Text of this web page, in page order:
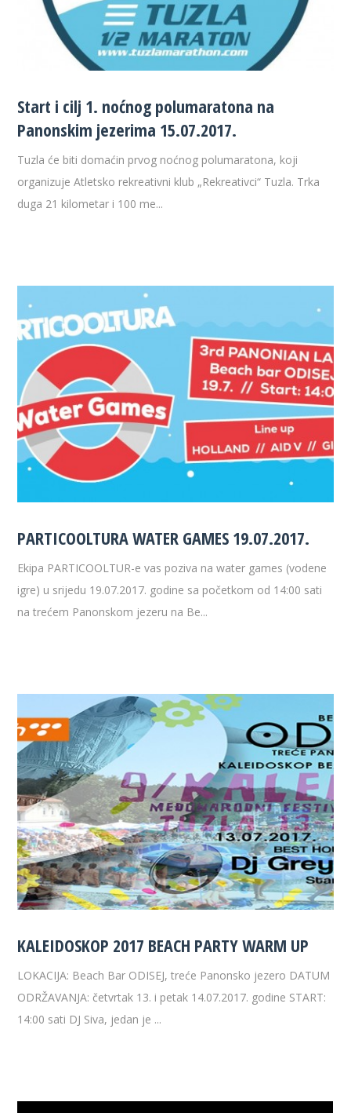
Start i cilj 1. noćnog polumaratona na
Panonskim jezerima 15.07.2017.
Tuzla će biti domaćin prvog noćnog polumaratona, koji
organizuje Atletsko rekreativni klub „Rekreativci“ Tuzla. Trka
duga 21 kilometar i 100 me...
PARTICOOLTURA WATER GAMES 19.07.2017.
Ekipa PARTICOOLTUR-e vas poziva na water games (vodene
igre) u srijedu 19.07.2017. godine sa početkom od 14:00 sati
na trećem Panonskom jezeru na Be...
KALEIDOSKOP 2017 BEACH PARTY WARM UP
LOKACIJA: Beach Bar ODISEJ, treće Panonsko jezero DATUM
ODRŽAVANJA: četvrtak 13. i petak 14.07.2017. godine START:
14:00 sati DJ Siva, jedan je ...